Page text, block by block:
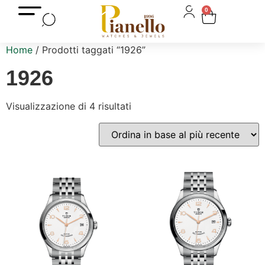
0
Home / Prodotti taggati “1926”
1926
Visualizzazione di 4 risultati